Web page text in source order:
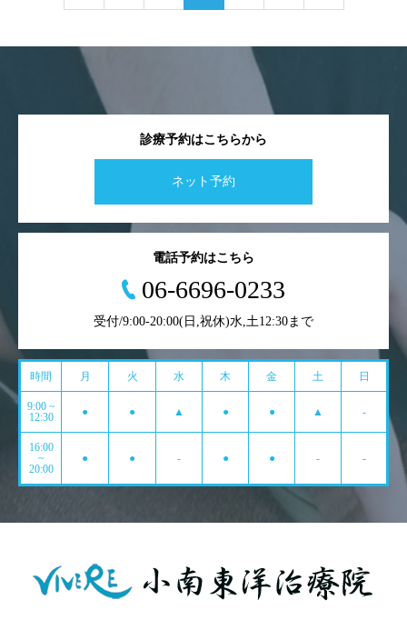
診療予約はこちらから
ネット予約
電話予約はこちら
06-6696-0233
受付/9:00-20:00(日,祝休)水,土12:30まで
時間 月 火 水 木 金 土 日
9:00 ~
12:30
● ● ▲ ● ● ▲ -
16:00
~
20:00
● ● - ● ● - -